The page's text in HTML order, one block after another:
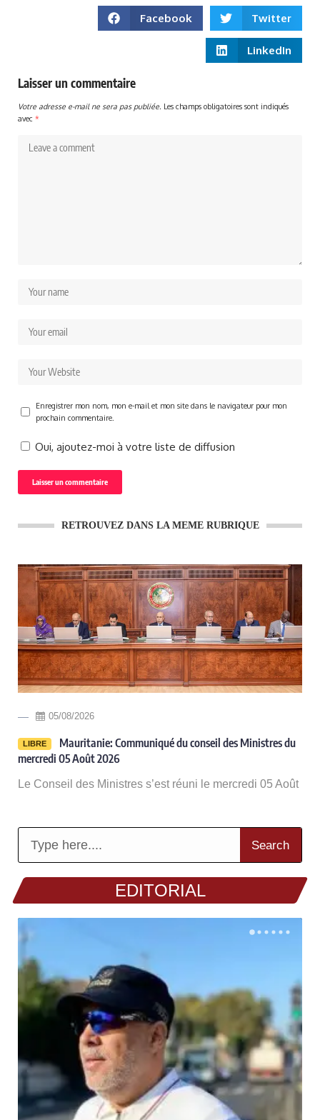
Facebook Twitter
LinkedIn
Laisser un commentaire
Votre adresse e-mail ne sera pas publiée. Les champs obligatoires sont indiqués
avec *
Enregistrer mon nom, mon e-mail et mon site dans le navigateur pour mon
prochain commentaire.
Oui, ajoutez-moi à votre liste de diffusion
RETROUVEZ DANS LA MEME RUBRIQUE
05/08/2026
LIBRE
Mauritanie: Communiqué du conseil des Ministres du
mercredi 05 Août 2026
Le Conseil des Ministres s’est réuni le mercredi 05 Août
Search
EDITORIAL